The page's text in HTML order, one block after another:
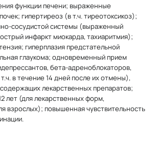
функции печени; выраженные
гипертиреоз (в т.ч. тиреотоксикоз);
сосудистой системы (выраженный
инфаркт миокарда, тахиаритмия);
гиперплазия предстательной
глаукома; одновременный прием
бета-адреноблокаторов,
в течение 14 дней после их отмены),
лекарственных препаратов;
лет (для лекарственных форм,
взрослых); повышенная чувствительность